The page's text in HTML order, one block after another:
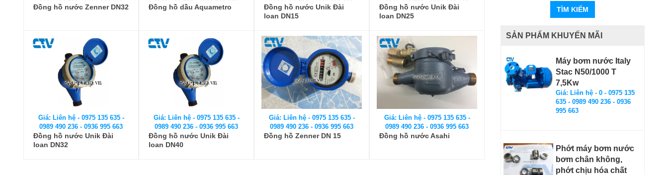
Đồng hồ nước Zenner DN32 Đồng hồ dầu Aquametro
Đồng hồ nước Unik Đài
loan DN15
Đồng hồ nước Unik Đài
loan DN25
Giá: Liên hệ - 0975 135 635 -
0989 490 236 - 0936 995 663
Đồng hồ nước Unik Đài
loan DN32
Giá: Liên hệ - 0975 135 635 -
0989 490 236 - 0936 995 663
Đồng hồ nước Unik Đài
loan DN40
Giá: Liên hệ - 0975 135 635 -
0989 490 236 - 0936 995 663
Đồng hồ Zenner DN 15
Giá: Liên hệ - 0975 135 635 -
0989 490 236 - 0936 995 663
Đồng hồ nước Asahi
TÌM KIẾM
SẢN PHẨM KHUYẾN MÃI
Máy bơm nước Italy
Stac N50/1000 T
7,5Kw
Giá: Liên hệ - 0 - 0975 135
635 - 0989 490 236 - 0936
995 663
Phớt máy bơm nước
bơm chân không,
phớt chịu hóa chất